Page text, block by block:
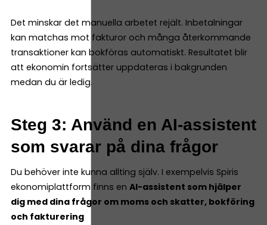
Det minskar det manuella arbetet rejält. Inbetalningar
kan matchas mot fakturor och många återkommande
transaktioner kan bokföras automatiskt. Resultatet blir
att ekonomin fortsätter uppdateras i bakgrunden
medan du är ledig.
Steg 3: Använd en AI-assistent
som svarar på dina frågor
Du behöver inte kunna allting själv. I exempelvis Spiris
ekonomiplattform finns en AI-assistent som hjälper
dig med dina frågor om moms och skatter, bokföring
och fakturering